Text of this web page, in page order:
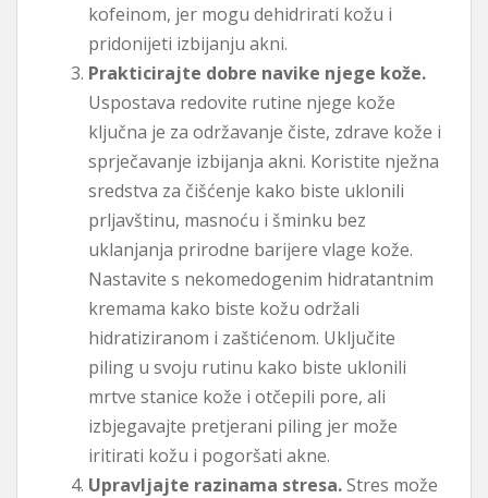
kofeinom, jer mogu dehidrirati kožu i
pridonijeti izbijanju akni.
Prakticirajte dobre navike njege kože.
Uspostava redovite rutine njege kože
ključna je za održavanje čiste, zdrave kože i
sprječavanje izbijanja akni. Koristite nježna
sredstva za čišćenje kako biste uklonili
prljavštinu, masnoću i šminku bez
uklanjanja prirodne barijere vlage kože.
Nastavite s nekomedogenim hidratantnim
kremama kako biste kožu održali
hidratiziranom i zaštićenom. Uključite
piling u svoju rutinu kako biste uklonili
mrtve stanice kože i otčepili pore, ali
izbjegavajte pretjerani piling jer može
iritirati kožu i pogoršati akne.
Upravljajte razinama stresa.Stres može